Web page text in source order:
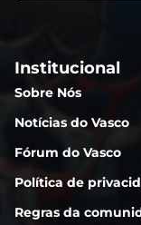
Institucional
Sobre Nós
Notícias do Vasco
Fórum do Vasco
Política de
Regras da